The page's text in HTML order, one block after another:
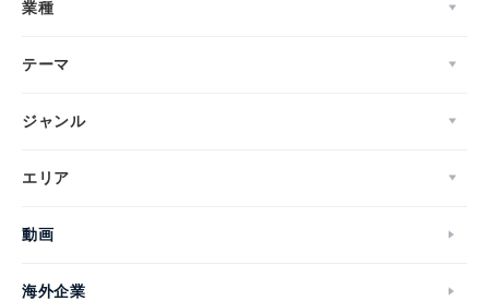
業種
テーマ
ジャンル
エリア
動画
海外企業